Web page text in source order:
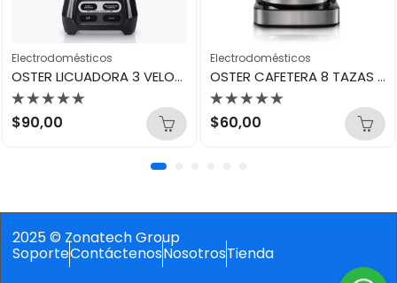
Electrodomésticos
OSTER LICUADORA 3 VELOCIDADES VIDRIO 1.5L NEGRO ( BOTONES ) BLSTPYG1209B
Valorado
con
$90,00
Electrodomésticos
OSTER CAFETERA 8 TAZAS PANEL TACTIL JARRA DE ACERO BVSTDC4404
Valorado
con
$60,00
2025 © Zonatech Group
SoporteContáctenosNosotrosTienda